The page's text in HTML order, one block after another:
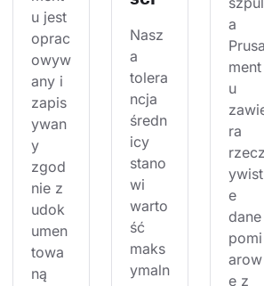
u jest
oprac
owyw
any i
zapis
ywan
y
zgod
nie z
udok
umen
towa
ną
Nasz
a
tolera
ncja
średn
icy
stano
wi
warto
ść
maks
ymaln
a
Prusa
ment
u
ra
rzecz
ywist
e
dane
pomi
arow
e z